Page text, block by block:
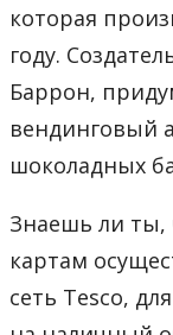
которая
году.
Баррон,
вендинговый
шоколадных
Знаешь ли ты,
картам
сеть Tesco,